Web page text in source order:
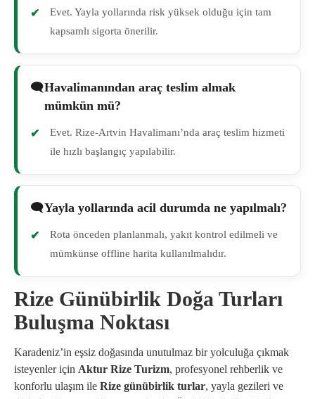
Evet. Yayla yollarında risk yüksek olduğu için tam
kapsamlı sigorta önerilir.
Havalimanından araç teslim almak
mümkün mü?
Evet. Rize-Artvin Havalimanı’nda araç teslim hizmeti
ile hızlı başlangıç yapılabilir.
Yayla yollarında acil durumda ne yapılmalı?
Rota önceden planlanmalı, yakıt kontrol edilmeli ve
mümkünse offline harita kullanılmalıdır.
Rize Günübirlik Doğa Turları
Buluşma Noktası
Karadeniz’in eşsiz doğasında unutulmaz bir yolculuğa çıkmak
isteyenler için Aktur Rize Turizm, profesyonel rehberlik ve
konforlu ulaşım ile Rize günübirlik turlar, yayla gezileri ve